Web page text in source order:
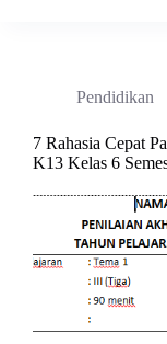
Pendidikan
7 Rahasia Cepat
K13 Kelas 6